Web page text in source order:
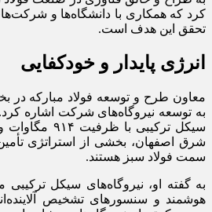
کرد که همکاری با دانشگاه‌ها و
تحقق این هدف است.
انرژی پایدار و خودکفایی
معاون طرح و توسعه فولاد مبارکه در
به توسعه نیروگاه‌های شرکت اشاره
سیکل ترکیبی
شرق اصفهان، بخشی از استراتژی
سمت فولاد سبز هستند.
به گفته او، نیروگاه‌های سیکل ترکیبی